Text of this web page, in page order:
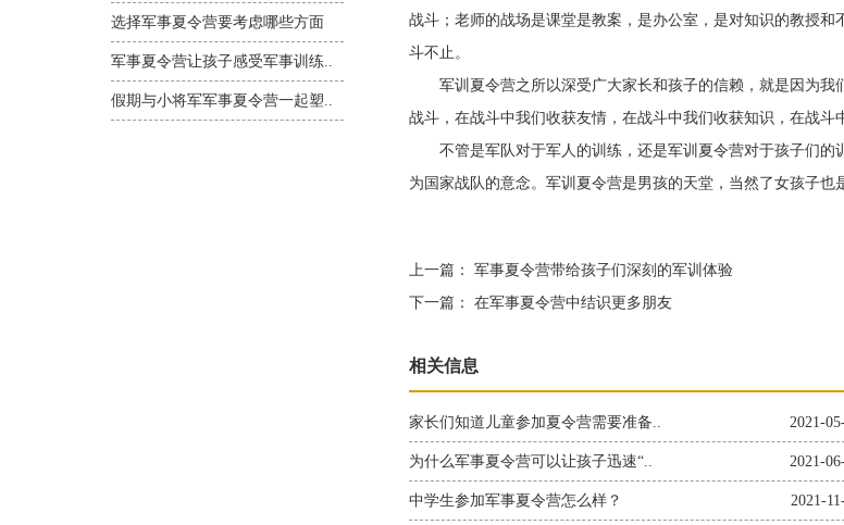
选择军事夏令营要考虑哪些方面
军事夏令营让孩子感受军事训练..
假期与小将军军事夏令营一起塑..
战斗；老师的战场是课堂是教案，是办公室，是对知识的教授
斗不止。
军训夏令营之所以深受广大家长和孩子的信赖，就是因为我
战斗，在战斗中我们收获友情，在战斗中我们收获知识，在战斗
不管是军队对于军人的训练，还是军训夏令营对于孩子们的
为国家战队的意念。军训夏令营是男孩的天堂，当然了女孩子也
上一篇：
军事夏令营带给孩子们深刻的军训体验
下一篇：
在军事夏令营中结识更多朋友
相关信息
2021-
家长们知道儿童参加夏令营需要准备..
2021-
为什么军事夏令营可以让孩子迅速“..
2021-
中学生参加军事夏令营怎么样？